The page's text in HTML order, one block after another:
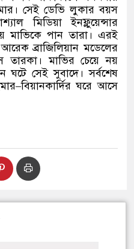
সেই ডেভি লুকার বয়স
মিডিয়া ইনফ্লুয়েন্সার
মাভিকে পান তারা। এরই
আরেক ব্রাজিলিয়ান মডেলের
তারকা। মাভির চেয়ে নয়
সেই সুবাদে। সর্বশেষ
–বিয়ানকার্দির ঘরে আসে